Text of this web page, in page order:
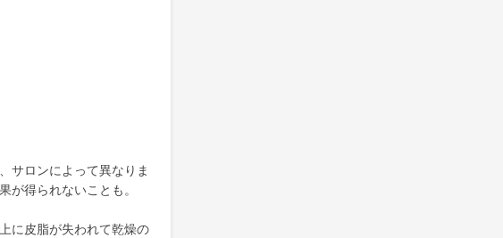
サロンによって異なりま
が得られないことも。
に皮脂が失われて乾燥の